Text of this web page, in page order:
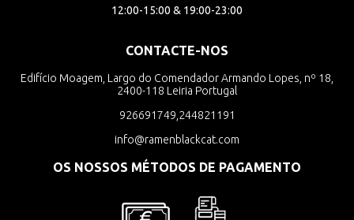
12:00-15:00 & 19:00-23:00
CONTACTE-NOS
Edifício Moagem, Largo do Comendador Armando Lopes, nº 18,
2400-118 Leiria Portugal
926691749,244821191
info@ramenblackcat.com
OS NOSSOS MÉTODOS DE PAGAMENTO